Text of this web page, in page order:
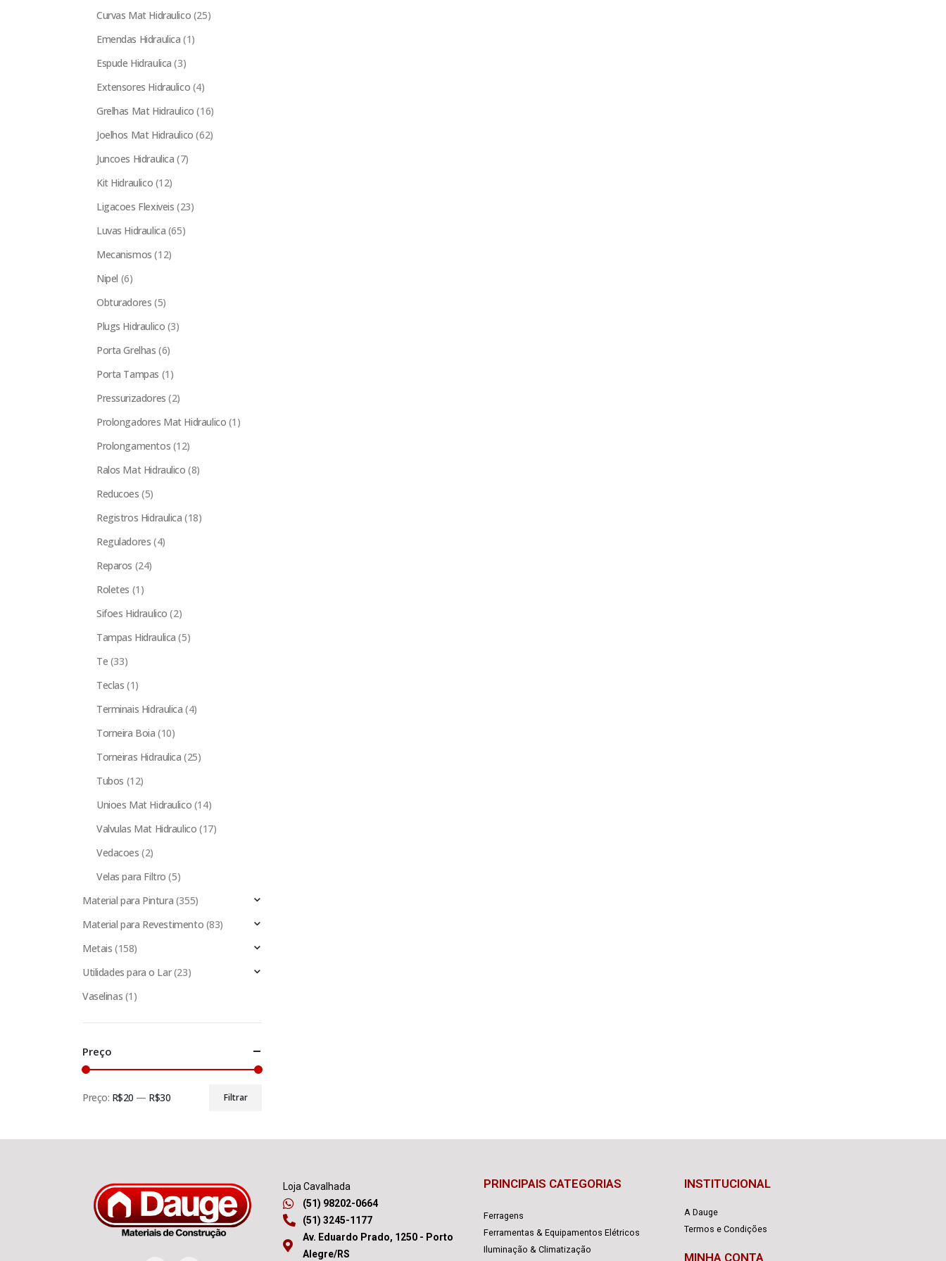
Curvas Mat Hidraulico (25)
Emendas Hidraulica (1)
Espude Hidraulica (3)
Extensores Hidraulico (4)
Grelhas Mat Hidraulico (16)
Joelhos Mat Hidraulico (62)
Juncoes Hidraulica (7)
Kit Hidraulico (12)
Ligacoes Flexiveis (23)
Luvas Hidraulica (65)
Mecanismos (12)
Nipel (6)
Obturadores (5)
Plugs Hidraulico (3)
Porta Grelhas (6)
Porta Tampas (1)
Pressurizadores (2)
Prolongadores Mat Hidraulico (1)
Prolongamentos (12)
Ralos Mat Hidraulico (8)
Reducoes (5)
Registros Hidraulica (18)
Reguladores (4)
Reparos (24)
Roletes (1)
Sifoes Hidraulico (2)
Tampas Hidraulica (5)
Te (33)
Teclas (1)
Terminais Hidraulica (4)
Torneira Boia (10)
Torneiras Hidraulica (25)
Tubos (12)
Unioes Mat Hidraulico (14)
Valvulas Mat Hidraulico (17)
Vedacoes (2)
Velas para Filtro (5)
Material para Pintura (355)
Material para Revestimento (83)
Metais (158)
Utilidades para o Lar (23)
Vaselinas (1)
Preço
Filtrar
Preço: R$20 — R$30
Loja Cavalhada
(51) 98202-0664
(51) 3245-1177
Av. Eduardo Prado, 1250 - Porto
Alegre/RS
PRINCIPAIS CATEGORIAS
Ferragens
Ferramentas & Equipamentos Elétricos
Iluminação & Climatização
INSTITUCIONAL
A Dauge
Termos e Condições
MINHA CONTA